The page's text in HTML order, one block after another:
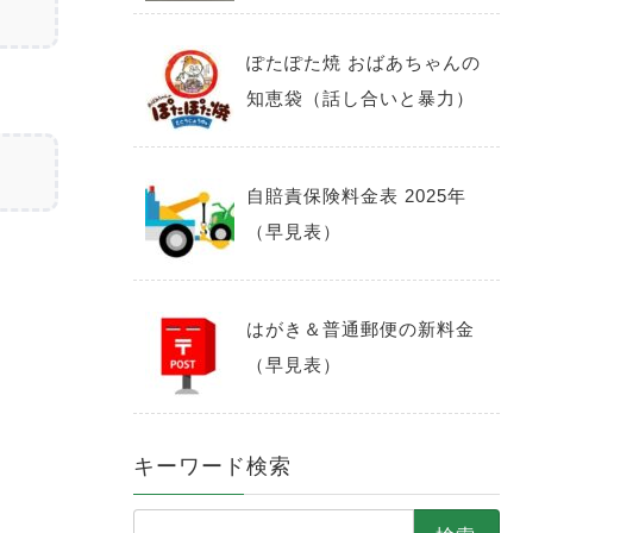
ぽたぽた焼 おばあちゃんの
知恵袋（話し合いと暴力）
自賠責保険料金表 2025年
（早見表）
はがき＆普通郵便の新料金
（早見表）
キーワード検索